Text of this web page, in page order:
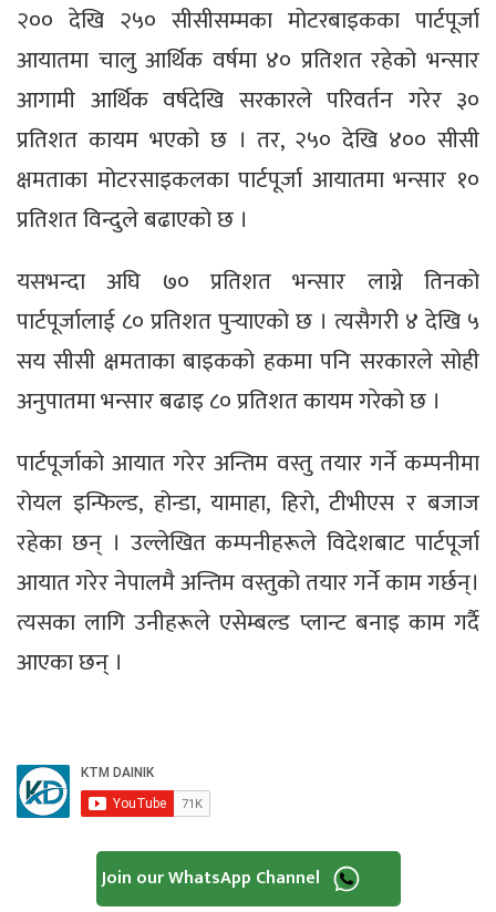
२०० देखि २५० सीसीसम्मका मोटरबाइकका पार्टपूर्जा
आयातमा चालु आर्थिक वर्षमा ४० प्रतिशत रहेको भन्सार
आगामी आर्थिक वर्षदेखि सरकारले परिवर्तन गरेर ३०
प्रतिशत कायम भएको छ । तर, २५० देखि ४०० सीसी
क्षमताका मोटरसाइकलका पार्टपूर्जा आयातमा भन्सार १०
प्रतिशत विन्दुले बढाएको छ ।
यसभन्दा अघि ७० प्रतिशत भन्सार लाग्ने तिनको
पार्टपूर्जालाई ८० प्रतिशत पुर्‍याएको छ । त्यसैगरी ४ देखि ५
सय सीसी क्षमताका बाइकको हकमा पनि सरकारले सोही
अनुपातमा भन्सार बढाइ ८० प्रतिशत कायम गरेको छ ।
पार्टपूर्जाको आयात गरेर अन्तिम वस्तु तयार गर्ने कम्पनीमा
रोयल इन्फिल्ड, होन्डा, यामाहा, हिरो, टीभीएस र बजाज
रहेका छन् । उल्लेखित कम्पनीहरूले विदेशबाट पार्टपूर्जा
आयात गरेर नेपालमै अन्तिम वस्तुको तयार गर्ने काम गर्छन्।
त्यसका लागि उनीहरूले एसेम्बल्ड प्लान्ट बनाइ काम गर्दै
आएका छन् ।
Join our WhatsApp Channel